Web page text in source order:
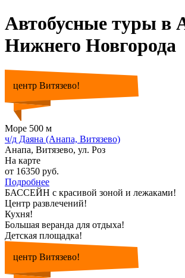
Автобусные туры в
Нижнего Новгорода
центр Витязево!
Море 500 м
ч/д Даяна (Анапа, Витязево)
Анапа, Витязево, ул. Роз
На карте
от 16350 руб.
Подробнее
БАССЕЙН с красивой зоной и лежаками!
Центр развлечений!
Кухня!
Большая веранда для отдыха!
Детская площадка!
центр Витязево!